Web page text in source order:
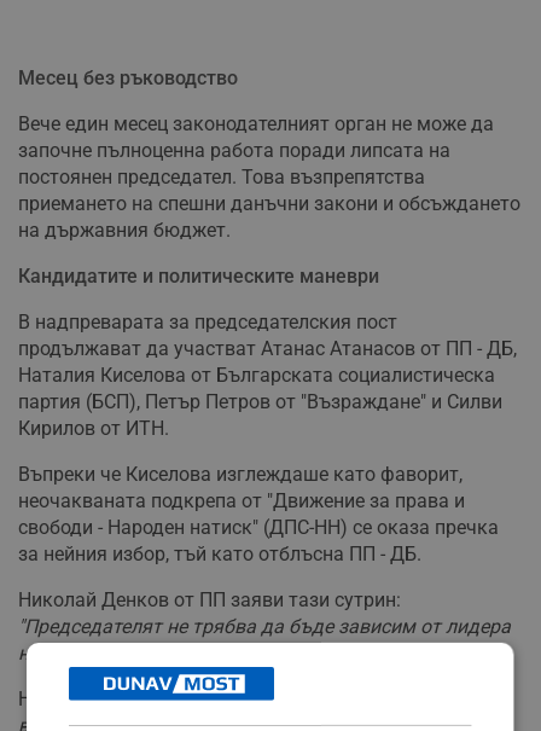
Месец без ръководство
Вече един месец законодателният орган не може да
започне пълноценна работа поради липсата на
постоянен председател. Това възпрепятства
приемането на спешни данъчни закони и обсъждането
на държавния бюджет.
Кандидатите и политическите маневри
В надпреварата за председателския пост
продължават да участват Атанас Атанасов от ПП - ДБ,
Наталия Киселова от Българската социалистическа
партия (БСП), Петър Петров от "Възраждане" и Силви
Кирилов от ИТН.
Въпреки че Киселова изглеждаше като фаворит,
неочакваната подкрепа от "Движение за права и
свободи - Народен натиск" (ДПС-НН) се оказа пречка
за нейния избор, тъй като отблъсна ПП - ДБ.
Николай Денков от ПП заяви тази сутрин:
"Председателят не трябва да бъде зависим от лидера
на ДПС-НН Делян Пеевски"
Наталия Киселова направи уточнение:
водила разговори с ДПС-НН", като добави, че